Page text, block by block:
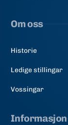
Om oss
Historie
Ledige stillingar
Vossingar
Informasjon